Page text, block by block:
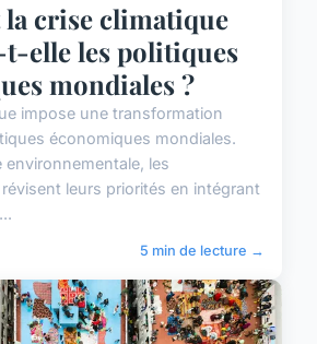
crise climatique
elle les politiques
mondiales ?
impose une transformation
économiques mondiales.
environnementale, les
leurs priorités en intégrant
5 min de lecture →